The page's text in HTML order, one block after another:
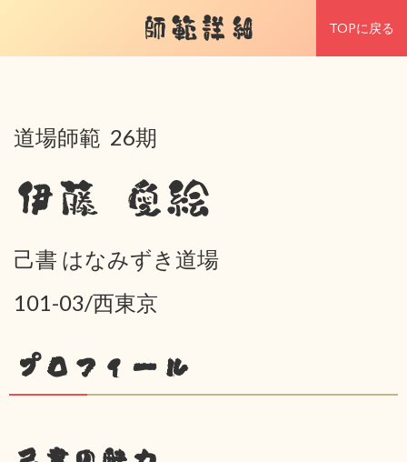
師範詳細 TOPに戻る
道場師範 26期
伊藤 愛絵
己書 はなみずき道場
101-03/西東京
プロフィール